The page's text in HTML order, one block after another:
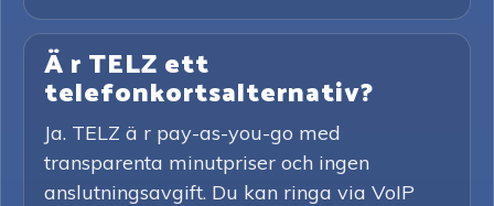
Ä r TELZ ett
telefonkortsalternativ?
Ja. TELZ ä r pay-as-you-go med
transparenta minutpriser och ingen
anslutningsavgift. Du kan ringa via VoIP